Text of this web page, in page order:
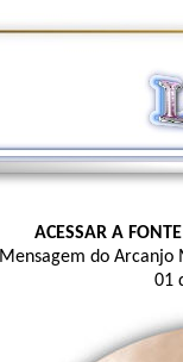
ACESSAR A
Mensagem do Arcanjo
01